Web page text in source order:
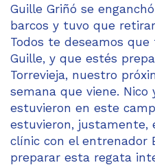
Guille Griñó se
barcos y tuvo que
Todos te deseamos
Guille, y que estés
Torrevieja, nuestro
semana que viene. Nico
estuvieron en este
estuvieron, justamente,
clínic con el entrenador
preparar esta regata